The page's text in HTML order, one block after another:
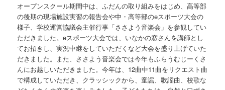
オープンスクール期間中は、ふだんの取り組みをはじめ、高等部
の後期の現場施設実習の報告会や中・高等部のeスポーツ大会の
様子、学校運営協議会主催行事「ささよう音楽会」を参観してい
ただきました。eスポーツ大会では、いなかの窓さんを講師とし
てお招きし、実況中継をしていただくなど大会を盛り上げていた
だきました。また、ささよう音楽会では今年もふらうむじーくさ
んにお越しいただきました。今年は、12曲中11曲をリクエスト曲
で構成していただき、クラッシックから、童謡、歌謡曲、校歌な